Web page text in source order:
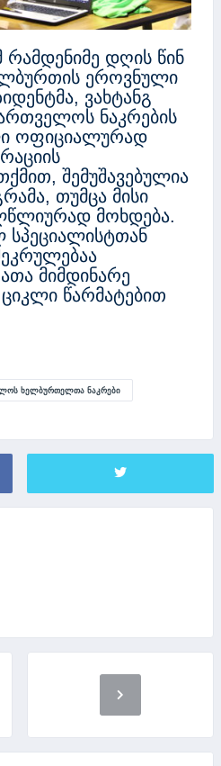
რამდენიმე დღის წინ
ეროვნული
ვახტანგ
ნაკრების
ოფიციალურად
შემუშავებულია
თუმცა მისი
მოხდება.
სპეციალისტთან
მიმდინარე
წარმატებით
ᲮᲔᲚᲑᲣᲠᲗᲔᲚᲗᲐ ᲜᲐᲙᲠᲔᲑᲘ